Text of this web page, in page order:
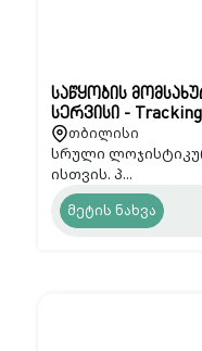
საწყობის
სერვისი -
თბილისი
სრული
ისთვის. პ...
მეტის ნახვა